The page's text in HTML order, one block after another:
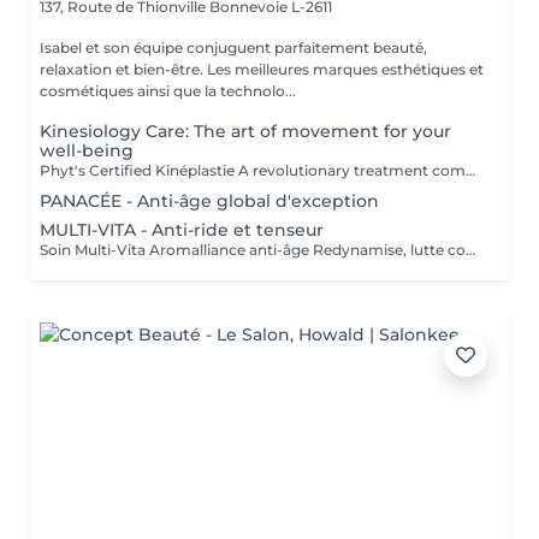
137, Route de Thionville Bonnevoie L-2611
Isabel et son équipe conjuguent parfaitement beauté,
relaxation et bien-être. Les meilleures marques esthétiques et
cosmétiques ainsi que la technolo...
Kinesiology Care: The art of movement for your
well-being
Phyt's Certified Kinéplastie A revolutionary treatment combining physiotherapy and natural products for a gentle yet effective approach to beauty. Utilizes manual techniques and organic products to deeply stimulate the skin, without chemicals or invasive procedures. Each session is tailored to meet your unique needs, targeting fascia and muscles for a bespoke solution that perfectly adapts to your skin. Oxygenation and Regeneration: Boosts blood circulation and cellular regeneration to enhance skin elasticity and firmness, making your skin look visibly younger and more toned. Immediate Results: Achieve visible effects from the very first session with noticeable firming and toning. Each treatment is packaged in individual ampoules to ensure perfect hygiene, optimal freshness with every application, and precise dosage. Estheticians Fatima Lisete Marie Francesca Phyt's Certified Kinéplastie is more than just a treatmentit provides tangible results for your skin's health. Treat yourself to this expert care and reveal revitalized, radiant skin with the help of our skilled estheticians.
PANACÉE - Anti-âge global d'exception
MULTI-VITA - Anti-ride et tenseur
Soin Multi-Vita Aromalliance anti-âge Redynamise, lutte contre le vieillissement de la peau Le Soin Multi-Vita certifié bio est un soin multivitaminé redynamisant aux actifs puissants luttant contre les signes du vieillissement cutané de tous les types de peaux matures. Ambiance feutrée, senteurs subtiles et épicées pour ce soin anti-âge. Tout commence par un nettoyage de la peau, suivi du modelage aux huiles bio précieuses anti-âge. Véritable soin tenseur anti-âge, son modelage exclusif aux baguettes cible précisément les rides pour une action renforcée. Les tissus sont stimulés, remodelés, les échanges relancés. Relaxation intense lors de la pose du masque, qui précède l'application de la Crème Absolue certifiée bio, pour une beauté à son apogée. Convient pour : Tous types de peaux matures